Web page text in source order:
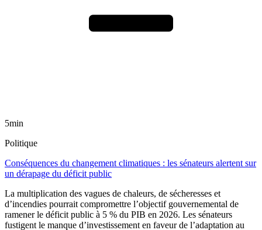
5min
Politique
Conséquences du changement climatiques : les sénateurs alertent sur
un dérapage du déficit public
La multiplication des vagues de chaleurs, de sécheresses et
d’incendies pourrait compromettre l’objectif gouvernemental de
ramener le déficit public à 5 % du PIB en 2026. Les sénateurs
fustigent le manque d’investissement en faveur de l’adaptation au